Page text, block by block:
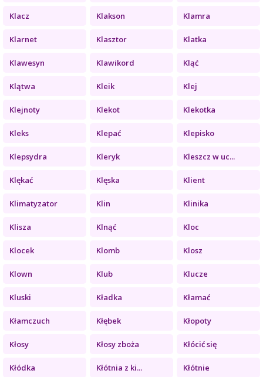
Klacz Klakson Klamra
Klarnet Klasztor Klatka
Klawesyn Klawikord Kląć
Klątwa Kleik Klej
Klejnoty Klekot Klekotka
Kleks Klepać Klepisko
Klepsydra Kleryk Kleszcz w uc...
Klękać Klęska Klient
Klimatyzator Klin Klinika
Klisza Klnąć Kloc
Klocek Klomb Klosz
Klown Klub Klucze
Kluski Kładka Kłamać
Kłamczuch Kłębek Kłopoty
Kłosy Kłosy zboża Kłócić się
Kłódka Kłótnia z ki... Kłótnie